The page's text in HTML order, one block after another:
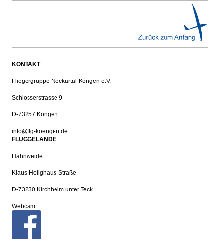
KONTAKT
Fliegergruppe Neckartal-Köngen e.V.
Schlosserstrasse 9
D-73257 Köngen
info@flg-koengen.de
FLUGGELÄNDE
Hahnweide
Klaus-Holighaus-Straße
D-73230 Kirchheim unter Teck
Webcam